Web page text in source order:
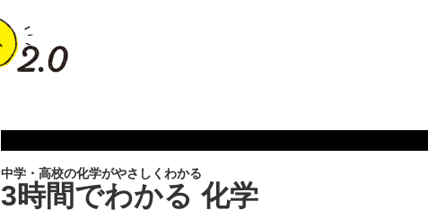
中学・高校の化学がやさしくわかる
3時間でわかる 化学